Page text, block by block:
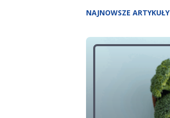
NAJNOWSZE ARTYKUŁY